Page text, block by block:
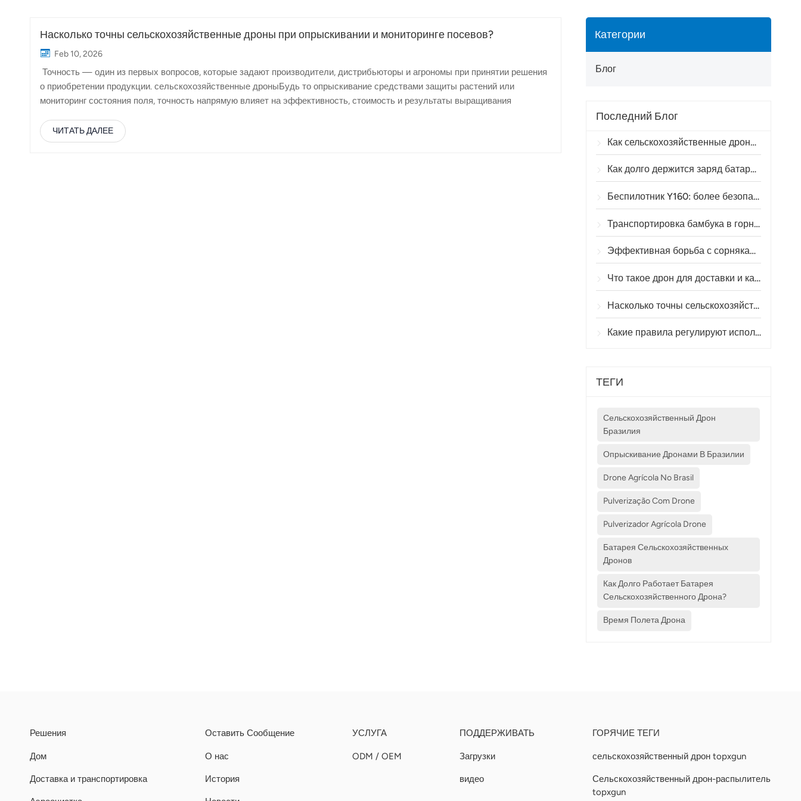
Категории
Блог
Последний Блог
Как сельскохозяйственные дроны помогают бразильским фермерам улучшить операции по опрыскиванию посевов
Как долго держится заряд батареи сельскохозяйственного дрона?
Беспилотник Y160: более безопасный и эффективный способ транспортировки материалов для опор линий электропередач в горной местности.
Транспортировка бамбука в горных районах: как TOPXGUN Y160 открывает новый маршрут из леса к месту сбора.
Эффективная борьба с сорняками до всходов пшеницы с помощью сельскохозяйственного дрона A80.
Что такое дрон для доставки и как работает доставка с помощью дронов?
Насколько точны сельскохозяйственные дроны при опрыскивании и мониторинге посевов?
Какие правила регулируют использование сельскохозяйственных дронов в разных странах?
ТЕГИ
Сельскохозяйственный Дрон
Бразилия
Опрыскивание Дронами В Бразилии
Drone Agrícola No Brasil
Pulverização Com Drone
Pulverizador Agrícola Drone
Батарея Сельскохозяйственных
Дронов
Как Долго Работает Батарея
Сельскохозяйственного Дрона?
Время Полета Дрона
Насколько точны сельскохозяйственные дроны при опрыскивании и мониторинге посевов?
Feb 10, 2026
Точность — один из первых вопросов, которые задают производители, дистрибьюторы и агрономы при принятии решения
о приобретении продукции. сельскохозяйственные дроныБудь то опрыскивание средствами защиты растений или
мониторинг состояния поля, точность напрямую влияет на эффективность, стоимость и результаты выращивания
факторов, включая технологию, настройку, условия эксплуатации и то, как система используется в полевых условиях. В
сельском хозяйстве точность — это не единый показатель. Обычно она относится к различным аспектам в зависимости
ЧИТАТЬ ДАЛЕЕ
Решения
Дом
Доставка и транспортировка
Оставить Сообщение
О нас
История
УСЛУГА
ODM / OEM
ПОДДЕРЖИВАТЬ
Загрузки
видео
ГОРЯЧИЕ ТЕГИ
сельскохозяйственный дрон topxgun
Сельскохозяйственный дрон-распылитель
topxgun